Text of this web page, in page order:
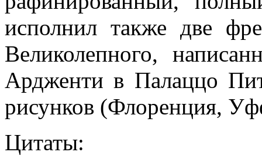
исполнил также две
Великолепного,
Ардженти в Палаццо
рисунков (Флоренция,
Цитаты: